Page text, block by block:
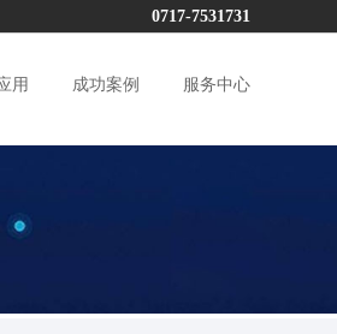
0717-7531731
用 成功案例 服务中心